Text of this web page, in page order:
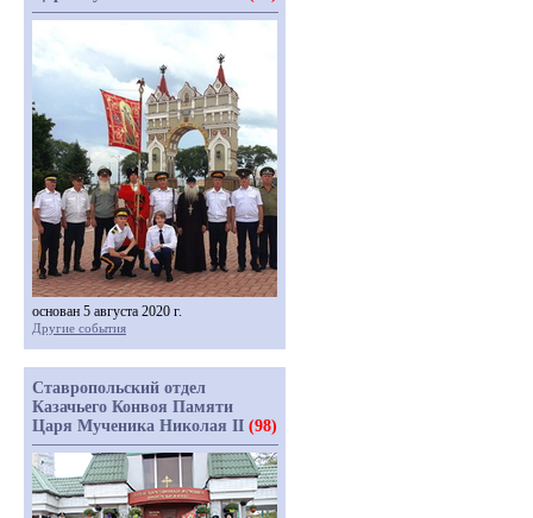
основан 5 августа 2020 г.
Другие события
Ставропольский отдел
Казачьего Конвоя Памяти
Царя Мученика Николая II (98)